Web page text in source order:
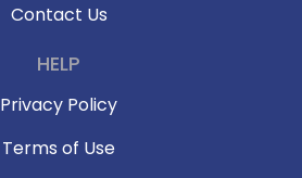
Contact Us
HELP
Privacy Policy
Terms of Use